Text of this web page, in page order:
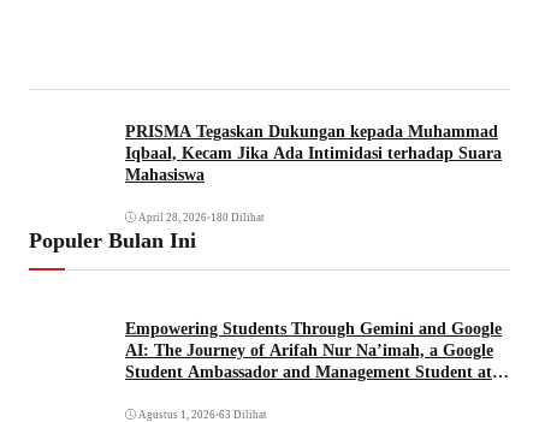
PRISMA Tegaskan Dukungan kepada Muhammad
Iqbaal, Kecam Jika Ada Intimidasi terhadap Suara
Mahasiswa
April 28, 2026•180 Dilihat
Populer Bulan Ini
Empowering Students Through Gemini and Google
AI: The Journey of Arifah Nur Na’imah, a Google
Student Ambassador and Management Student at
Agustus 1, 2026•63 Dilihat